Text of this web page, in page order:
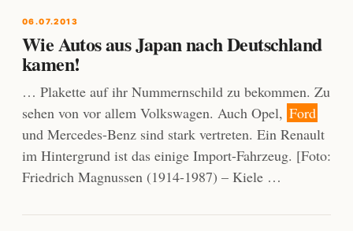
06.07.2013
Wie Autos aus Japan nach Deutschland
kamen!
… Plakette auf ihr Nummernschild zu bekommen. Zu
sehen von vor allem Volkswagen. Auch Opel, Ford
und Mercedes-Benz sind stark vertreten. Ein Renault
im Hintergrund ist das einige Import-Fahrzeug. [Foto:
Friedrich Magnussen (1914-1987) – Kiele …